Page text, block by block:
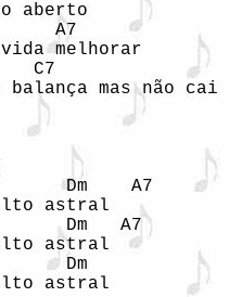
aberto
A7
melhorar
C7
balança mas não cai
Dm    A7
astral
Dm   A7
astral
Dm
astral